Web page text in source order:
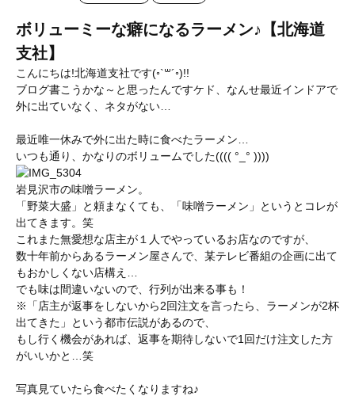
イン
ボリューミーな癖になるラーメン♪【北海道
支社】
こんにちは!北海道支社です(◦`꒳´◦)!!
ブログ書こうかな～と思ったんですケド、なんせ最近インドアで
外に出ていなく、ネタがない…
最近唯一休みで外に出た時に食べたラーメン…
いつも通り、かなりのボリュームでした(((( °_° ))))
岩見沢市の味噌ラーメン。
「野菜大盛」と頼まなくても、「味噌ラーメン」というとコレが
出てきます。笑
これまた無愛想な店主が１人でやっているお店なのですが、
数十年前からあるラーメン屋さんで、某テレビ番組の企画に出て
もおかしくない店構え…
でも味は間違いないので、行列が出来る事も！
※「店主が返事をしないから2回注文を言ったら、ラーメンが2杯
出てきた」という都市伝説があるので、
もし行く機会があれば、返事を期待しないで1回だけ注文した方
がいいかと…笑
写真見ていたら食べたくなりますね♪